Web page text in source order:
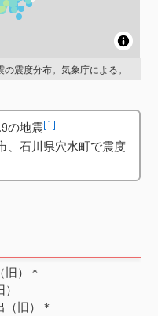
震度分布。気象庁による。
の地震[1]
、石川県穴水町で震度
旧）＊
（旧）＊